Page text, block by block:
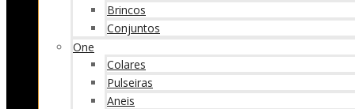
Brincos
Conjuntos
One
Colares
Pulseiras
Aneis